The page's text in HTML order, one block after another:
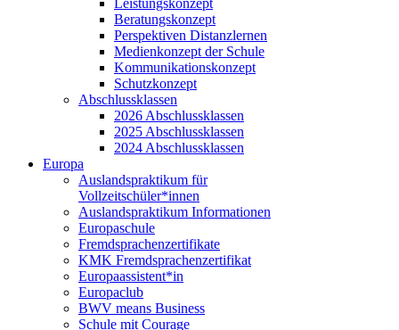
Leistungskonzept
Beratungskonzept
Perspektiven Distanzlernen
Medienkonzept der Schule
Kommunikationskonzept
Schutzkonzept
Abschlussklassen
2026 Abschlussklassen
2025 Abschlussklassen
2024 Abschlussklassen
Europa
Auslandspraktikum für
Vollzeitschüler*innen
Auslandspraktikum Informationen
Europaschule
Fremdsprachenzertifikate
KMK Fremdsprachenzertifikat
Europaassistent*in
Europaclub
BWV means Business
Schule mit Courage